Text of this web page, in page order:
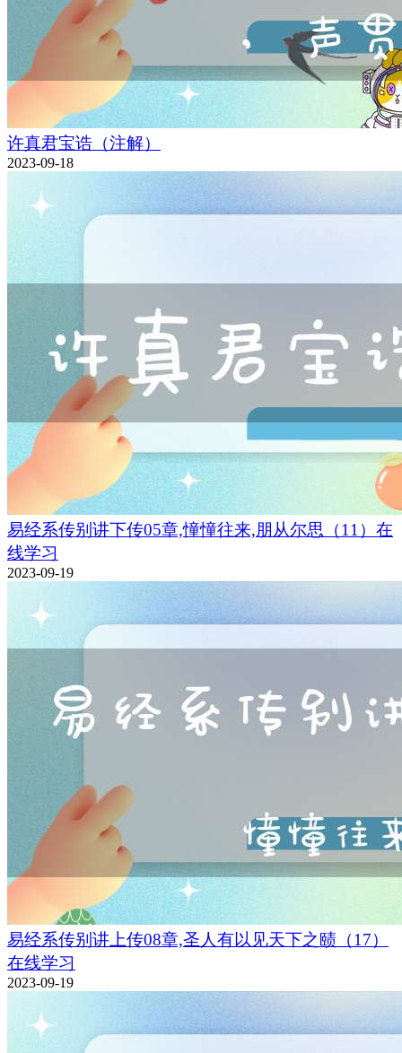
许真君宝诰（注解）
2023-09-18
易经系传别讲下传05章,憧憧往来,朋从尔思（11）在
线学习
2023-09-19
易经系传别讲上传08章,圣人有以见天下之赜（17）
在线学习
2023-09-19